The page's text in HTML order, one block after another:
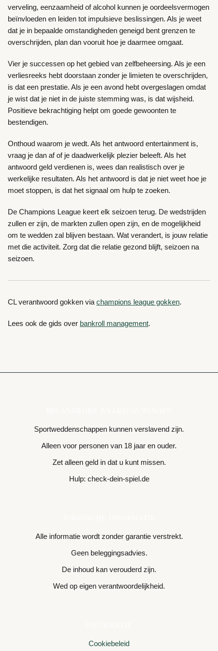
verveling, eenzaamheid of alcohol kunnen je oordeelsvermogen
beïnvloeden en leiden tot impulsieve beslissingen. Als je weet
dat je in bepaalde omstandigheden geneigd bent grenzen te
overschrijden, plan dan vooruit hoe je daarmee omgaat.
Vier je successen op het gebied van zelfbeheersing. Als je een
verliesreeks hebt doorstaan zonder je limieten te overschrijden,
is dat een prestatie. Als je een avond hebt overgeslagen omdat
je wist dat je niet in de juiste stemming was, is dat wijsheid.
Positieve bekrachtiging helpt om goede gewoonten te
bestendigen.
Onthoud waarom je wedt. Als het antwoord entertainment is,
vraag je dan af of je daadwerkelijk plezier beleeft. Als het
antwoord geld verdienen is, wees dan realistisch over je
werkelijke resultaten. Als het antwoord is dat je niet weet hoe je
moet stoppen, is dat het signaal om hulp te zoeken.
De Champions League keert elk seizoen terug. De wedstrijden
zullen er zijn, de markten zullen open zijn, en de mogelijkheid
om te wedden zal blijven bestaan. Wat verandert, is jouw relatie
met die activiteit. Zorg dat die relatie gezond blijft, seizoen na
seizoen.
CL verantwoord gokken via champions league gokken.
Lees ook de gids over bankroll management.
Sportweddenschappen kunnen verslavend zijn.
Alleen voor personen van 18 jaar en ouder.
Zet alleen geld in dat u kunt missen.
Hulp: check-dein-spiel.de
Alle informatie wordt zonder garantie verstrekt.
Geen beleggingsadvies.
De inhoud kan verouderd zijn.
Wed op eigen verantwoordelijkheid.
Cookiebeleid